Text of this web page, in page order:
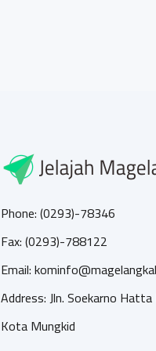
Phone: (0293)-78346
Fax: (0293)-788122
Email:
Address: Jln. Soekarno
Kota Mungkid